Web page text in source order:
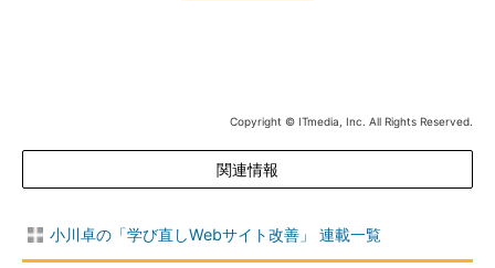
Copyright © ITmedia, Inc. All Rights Reserved.
関連情報
小川卓の「学び直しWebサイト改善」 連載一覧